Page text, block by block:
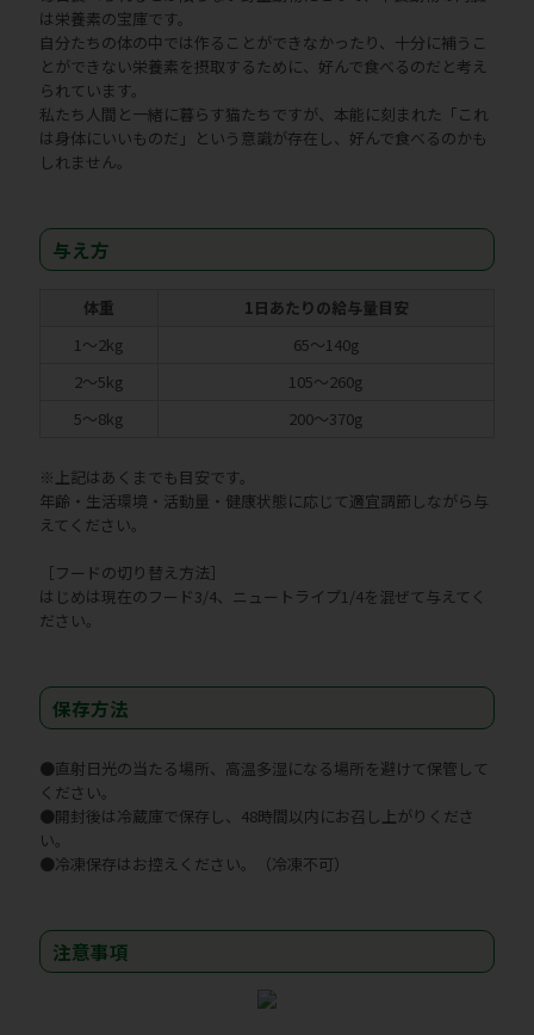
は栄養素の宝庫です。
自分たちの体の中では作ることができなかったり、十分に補うこ
とができない栄養素を摂取するために、好んで食べるのだと考え
られています。
私たち人間と一緒に暮らす猫たちですが、本能に刻まれた「これ
は身体にいいものだ」という意識が存在し、好んで食べるのかも
しれません。
与え方
体重
1日あたりの給与量目安
1～2kg
65～140g
2～5kg
105～260g
5～8kg
200～370g
※上記はあくまでも目安です。
年齢・生活環境・活動量・健康状態に応じて適宜調節しながら与
えてください。
［フードの切り替え方法］
はじめは現在のフード3/4、ニュートライプ1/4を混ぜて与えてく
ださい。
保存方法
●直射日光の当たる場所、高温多湿になる場所を避けて保管して
ください。
●開封後は冷蔵庫で保存し、48時間以内にお召し上がりくださ
い。
●冷凍保存はお控えください。（冷凍不可）
注意事項